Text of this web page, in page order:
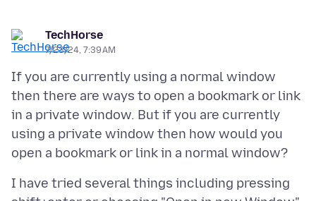
TechHorse
7/23/24, 7:39 AM
If you are currently using a normal window
then there are ways to open a bookmark or link
in a private window. But if you are currently
using a private window then how would you
I have tried several things including pressing